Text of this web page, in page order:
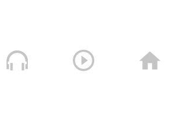
17/07/2026